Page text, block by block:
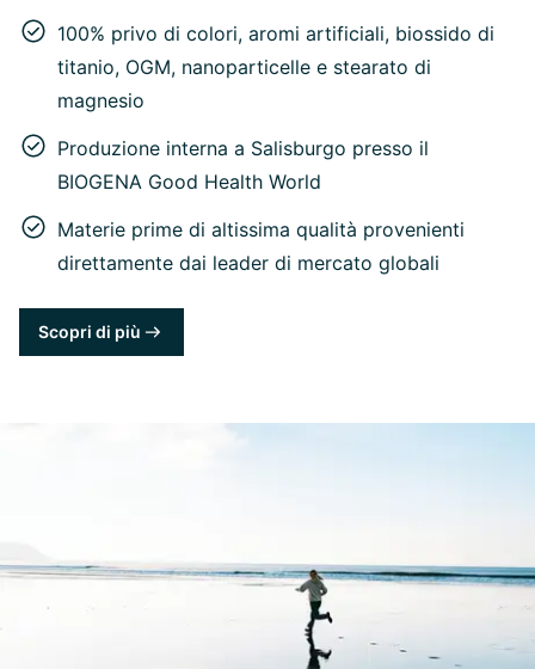
100% privo di colori, aromi artificiali, biossido di
titanio, OGM, nanoparticelle e stearato di
magnesio
Produzione interna a Salisburgo presso il
BIOGENA Good Health World
Materie prime di altissima qualità provenienti
direttamente dai leader di mercato globali
Scopri di più